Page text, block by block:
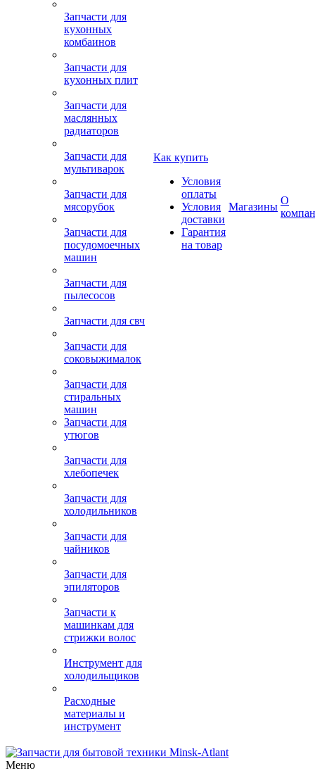
Запчасти для
кухонных
комбаинов
Запчасти для
кухонных плит
Запчасти для
маслянных
радиаторов
Запчасти для
мультиварок
Запчасти для
мясорубок
Запчасти для
посудомоечных
машин
Запчасти для
пылесосов
Запчасти для свч
Запчасти для
соковыжималок
Запчасти для
стиральных
машин
Запчасти для
утюгов
Запчасти для
хлебопечек
Запчасти для
холодильников
Запчасти для
чайников
Запчасти для
эпиляторов
Запчасти к
машинкам для
стрижки волос
Инструмент для
холодильщиков
Расходные
материалы и
инструмент
Как купить
Условия
оплаты
Условия
доставки
Гарантия
на товар
Магазины
О
Меню